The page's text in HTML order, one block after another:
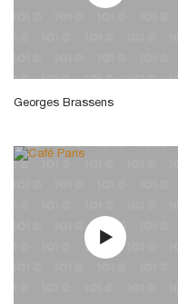
Georges Brassens